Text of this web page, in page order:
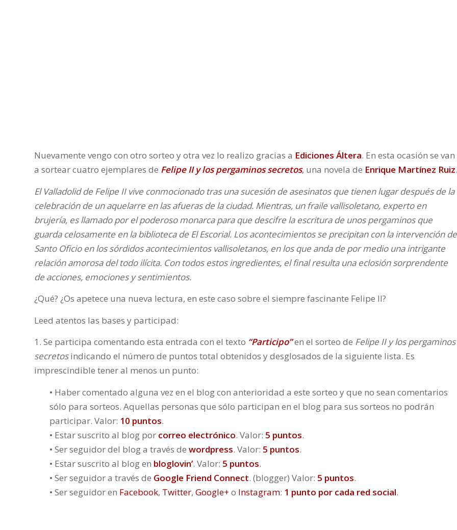
Nuevamente vengo con otro sorteo y otra vez lo realizo gracias a Ediciones Áltera. En esta ocasión se van
a sortear cuatro ejemplares de Felipe II y los pergaminos secretos, una novela de Enrique Martínez Ruiz.
El Valladolid de Felipe II vive conmocionado tras una sucesión de asesinatos que tienen lugar después de la
celebración de un aquelarre en las afueras de la ciudad. Mientras, un fraile vallisoletano, experto en
brujería, es llamado por el poderoso monarca para que descifre la escritura de unos pergaminos que
guarda celosamente en la biblioteca de El Escorial. Los acontecimientos se precipitan con la intervención
Santo Oficio en los sórdidos acontecimientos vallisoletanos, en los que anda de por medio una intrigante
relación amorosa del todo ilícita. Con todos estos ingredientes, el final resulta una eclosión sorprendente
de acciones, emociones y sentimientos.
¿Qué? ¿Os apetece una nueva lectura, en este caso sobre el siempre fascinante Felipe II?
Leed atentos las bases y participad:
1. Se participa comentando esta entrada con el texto “Participo”en el sorteo de Felipe II y los pergaminos
secretosindicando el número de puntos total obtenidos y desglosados de la siguiente lista. Es
imprescindible tener al menos un punto:
• Haber comentado alguna vez en el blog con anterioridad a este sorteo y que no sean comentarios
sólo para sorteos. Aquellas personas que sólo participan en el blog para sus sorteos no podrán
participar. Valor: 10 puntos.
• Estar suscrito al blog por correo electrónico. Valor: 5 puntos.
• Ser seguidor del blog a través de wordpress. Valor: 5 puntos.
• Estar suscrito al blog en bloglovin’. Valor: 5 puntos.
• Ser seguidor a través de Google Friend Connect. (blogger) Valor: 5 puntos.
• Ser seguidor en Facebook, Twitter, Google+ o Instagram: 1 punto por cada red social.